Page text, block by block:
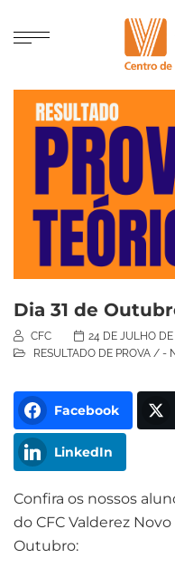
Dia 31 de
CFC 24 DE JULHO
RESULTADO DE PROVA / -
Facebook
LinkedIn
Confira os nossos
do CFC Valderez
Outubro: